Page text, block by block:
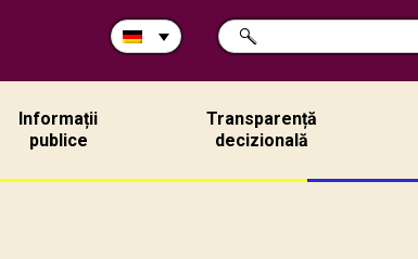
Durchsuchen
Sie
SUCHE
Informații
publice
Transparență
decizională